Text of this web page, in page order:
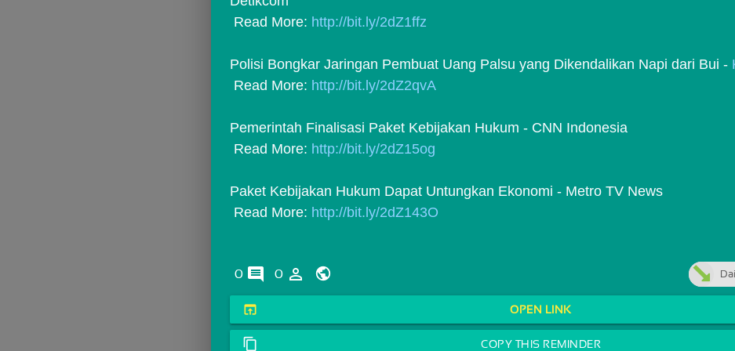
Read More: http://bit.ly/2dZ1ffz
Polisi Bongkar Jaringan Pembuat Uang Palsu yang Dikendalikan Napi dari Bui -
Read More: http://bit.ly/2dZ2qvA
Pemerintah Finalisasi Paket Kebijakan Hukum - CNN Indonesia
Read More: http://bit.ly/2dZ15og
Paket Kebijakan Hukum Dapat Untungkan Ekonomi - Metro TV News
Read More: http://bit.ly/2dZ143O
0 comments
0 person_outline
open_in_browser OPEN LINK
content_copy COPY THIS REMINDER